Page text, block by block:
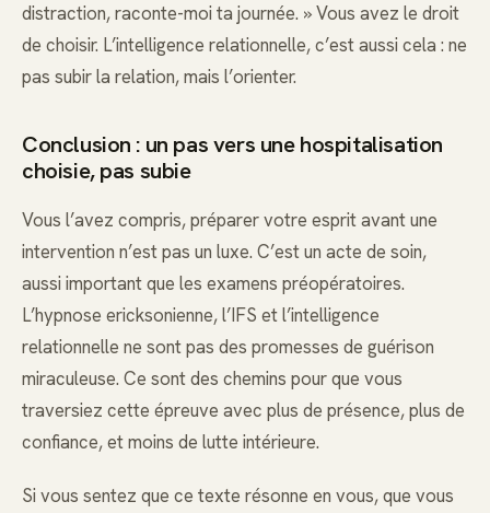
distraction, raconte-moi ta journée. » Vous avez le droit
de choisir. L’intelligence relationnelle, c’est aussi cela : ne
pas subir la relation, mais l’orienter.
Conclusion : un pas vers une hospitalisation
choisie, pas subie
Vous l’avez compris, préparer votre esprit avant une
intervention n’est pas un luxe. C’est un acte de soin,
aussi important que les examens préopératoires.
L’hypnose ericksonienne, l’IFS et l’intelligence
relationnelle ne sont pas des promesses de guérison
miraculeuse. Ce sont des chemins pour que vous
traversiez cette épreuve avec plus de présence, plus de
confiance, et moins de lutte intérieure.
Si vous sentez que ce texte résonne en vous, que vous